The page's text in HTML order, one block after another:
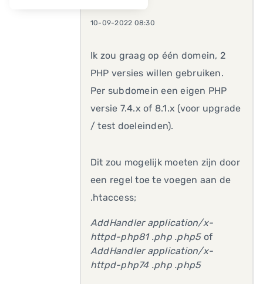
10-09-2022 08:30
Ik zou graag op één domein, 2
PHP versies willen gebruiken.
Per subdomein een eigen PHP
versie 7.4.x of 8.1.x (voor upgrade
/ test doeleinden).
Dit zou mogelijk moeten zijn door
een regel toe te voegen aan de
.htaccess;
AddHandler application/x-
httpd-php81 .php .php5of
AddHandler application/x-
httpd-php74 .php .php5